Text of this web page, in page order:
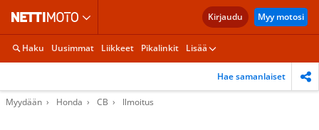
Kirjaudu Myy motosi
Haku Uusimmat Liikkeet Pikalinkit Lisää
Hae samanlaiset
Myydään Honda CB Ilmoitus